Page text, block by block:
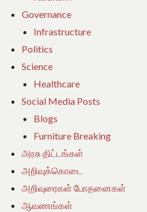
Governance
Infrastructure
Politics
Science
Healthcare
Social Media Posts
Blogs
Furniture Breaking
அரசு திட்டங்கள்
அறிவுக்கொடை
அறிவுரைகள் போதனைகள்
ஆவணங்கள்